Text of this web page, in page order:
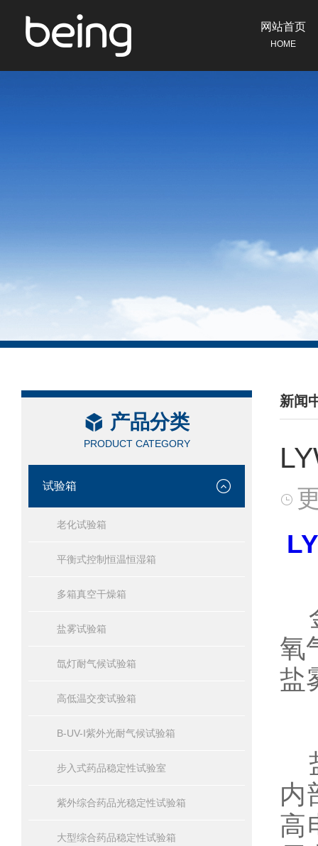
网站首页
HOME
产品分类
PRODUCT CATEGORY
试验箱
老化试验箱
平衡式控制恒温恒湿箱
多箱真空干燥箱
盐雾试验箱
氙灯耐气候试验箱
高低温交变试验箱
B-UV-I紫外光耐气候试验箱
步入式药品稳定性试验室
紫外综合药品光稳定性试验箱
大型综合药品稳定性试验箱
新闻
/
氧
盐
内
高